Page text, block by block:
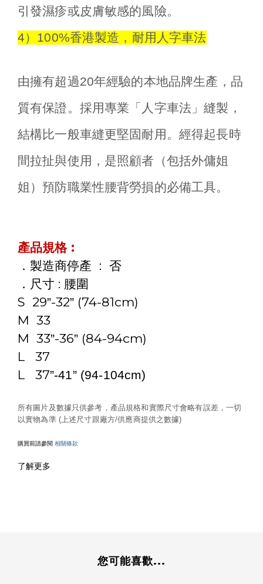
引發濕疹或皮膚敏感的風險。
4）100%香港製造，耐用人字車法
由擁有超過20年經驗的本地品牌生產，品
質有保證。採用專業「人字車法」縫製，
結構比一般車縫更堅固耐用。經得起長時
間拉扯與使用，是照顧者（包括外傭姐
姐）預防職業性腰背勞損的必備工具。
產品規格︰
．製造商停產
: 否
．尺寸 : 腰圍
S 29”-32” (74-81cm)
M 33
M 33”-36” (84-94cm)
L 37
L 37”-41”(94-104cm)
所有圖片及數據只供參考，產品規格和實際尺寸會略有誤差，一切
以實物為準 (上述尺寸跟廠方/供應商提供之數據)
購買前請參閱 相關條款
了解更多
您可能喜歡...